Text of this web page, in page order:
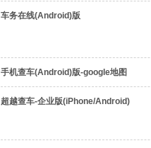
车务在线(Android)版
手机查车(Android)版-google地图
超越查车-企业版(iPhone/Android)